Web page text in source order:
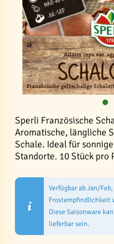
Sperli Französische
Aromatische, längliche
Schale. Ideal für
Standorte. 10 Stück pro
Verfügbar ab Jan/
Frostempfindlichkeit
Diese Saisonware
lieferbar sein.